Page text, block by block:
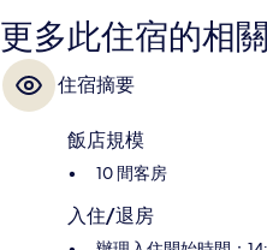
更多此住宿的相
住宿摘要
飯店規模
10 間客房
入住/退房